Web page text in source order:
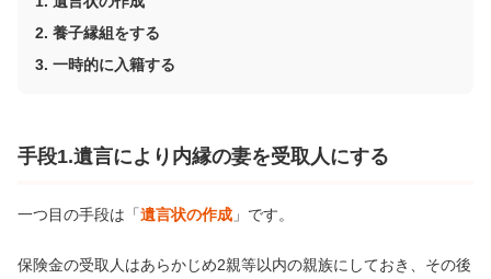
養子縁組をする
一時的に入籍する
手段1.遺言により内縁の妻を受取人にする
一つ目の手段は「遺言状の作成 」です。
保険金の受取人はあらかじめ2親等以内の親族にしておき、その後